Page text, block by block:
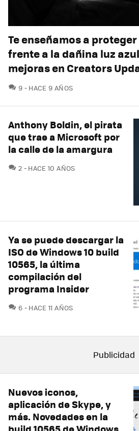
Te enseñamos a
frente a la dañina luz
mejoras en Creators
9 COMENTARIOS
HACE 9 AÑOS
Anthony Boldin, el pirata
que trae a Microsoft por
la calle de la amargura
2 COMENTARIOS
HACE 10 AÑOS
Ya se puede descargar la
ISO de Windows 10 build
10565, la última
compilación del
programa Insider
6 COMENTARIOS
HACE 11 AÑOS
Nuevos iconos,
aplicación de Skype, y
más. Novedades en la